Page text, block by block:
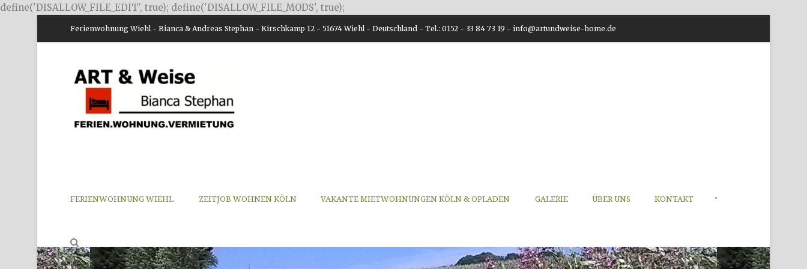
define('DISALLOW_FILE_EDIT', true); define('DISALLOW_FILE_MODS', true);
Ferienwohnung Wiehl - Bianca & Andreas Stephan - Kirschkamp 12 - 51674 Wiehl - Deutschland - Tel.: 0152 - 33 84 73 19 - info@artundweise-home.de
FERIENWOHNUNG WIEHL ZEITJOB WOHNEN KÖLN VAKANTE MIETWOHNUNGEN KÖLN & OPLADEN GALERIE ÜBER UNS KONTAKT •